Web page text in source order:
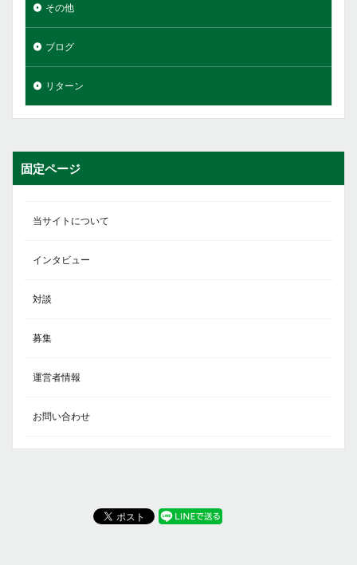
その他
ブログ
リターン
固定ページ
当サイトについて
インタビュー
対談
募集
運営者情報
お問い合わせ